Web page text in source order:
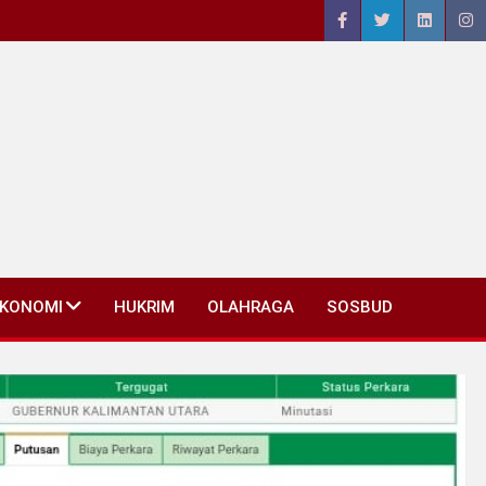
HUKRIM OLAHRAGA SOSBUD